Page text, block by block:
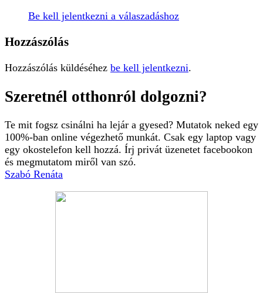
Be kell jelentkezni a válaszadáshoz
Hozzászólás
Hozzászólás küldéséhez be kell jelentkezni.
Szeretnél otthonról dolgozni?
Te mit fogsz csinálni ha lejár a gyesed? Mutatok neked egy
100%-ban online végezhető munkát. Csak egy laptop vagy
egy okostelefon kell hozzá. Írj privát üzenetet facebookon
és megmutatom miről van szó.
Szabó Renáta